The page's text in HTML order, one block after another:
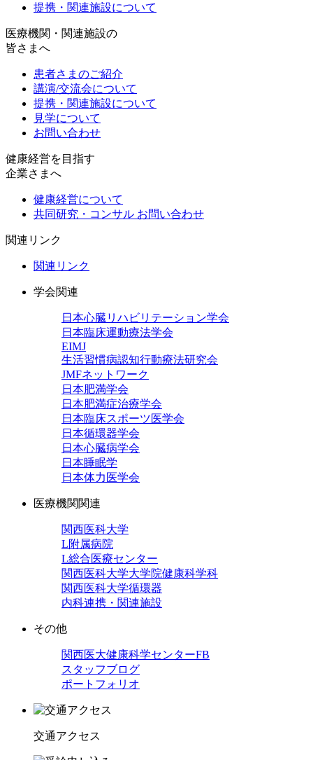
提携・関連施設について
医療機関・関連施設の
皆さまへ
患者さまのご紹介
講演/交流会について
提携・関連施設について
見学について
お問い合わせ
健康経営を目指す
企業さまへ
健康経営について
共同研究・コンサル お問い合わせ
関連リンク
関連リンク
学会関連
日本心臓リハビリテーション学会
日本臨床運動療法学会
EIMJ
生活習慣病認知行動療法研究会
JMFネットワーク
日本肥満学会
日本肥満症治療学会
日本臨床スポーツ医学会
日本循環器学会
日本心臓病学会
日本睡眠学
日本体力医学会
医療機関関連
関西医科大学
L附属病院
L総合医療センター
関西医科大学大学院健康科学科
関西医科大学循環器
内科連携・関連施設
その他
関西医大健康科学センターFB
スタッフブログ
ポートフォリオ
交通アクセス